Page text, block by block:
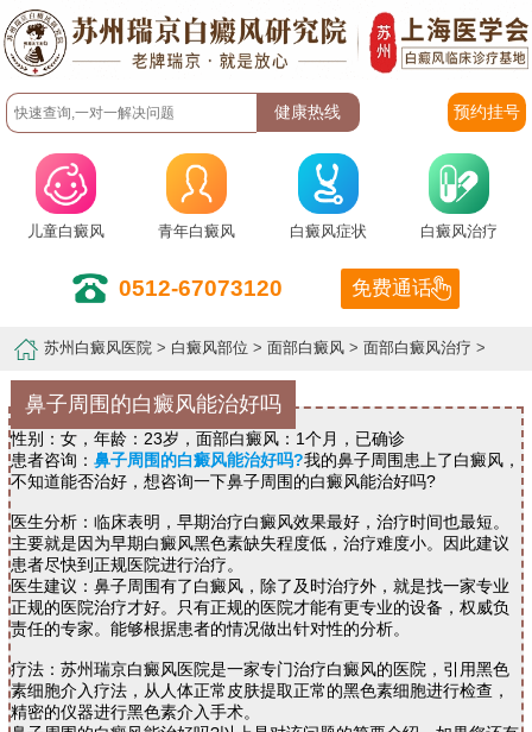
预约挂号
儿童白癜风 青年白癜风 白癜风症状 白癜风治疗
0512-67073120 免费通话
苏州白癜风医院 > 白癜风部位 >面部白癜风 >面部白癜风治疗 >
鼻子周围的白癜风能治好吗
性别：女，年龄：23岁，面部白癜风：1个月，已确诊
患者咨询： 鼻子周围的白癜风能治好吗?我的鼻子周围患上了白癜风，
不知道能否治好，想咨询一下鼻子周围的白癜风能治好吗?
医生分析：临床表明，早期治疗白癜风效果最好，治疗时间也最短。
主要就是因为早期白癜风黑色素缺失程度低，治疗难度小。因此建议
患者尽快到正规医院进行治疗。
医生建议：鼻子周围有了白癜风，除了及时治疗外，就是找一家专业
正规的医院治疗才好。只有正规的医院才能有更专业的设备，权威负
责任的专家。能够根据患者的情况做出针对性的分析。
疗法：苏州瑞京白癜风医院是一家专门治疗白癜风的医院，引用黑色
素细胞介入疗法，从人体正常皮肤提取正常的黑色素细胞进行检查，
精密的仪器进行黑色素介入手术。